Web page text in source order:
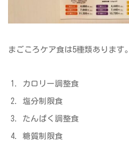
まごころケア食は5種類あります。
カロリー調整食
塩分制限食
たんぱく調整食
糖質制限食